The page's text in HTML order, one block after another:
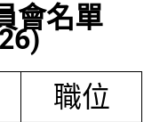
會名單
職位